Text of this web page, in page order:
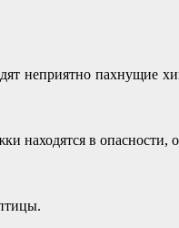
неприятно пахнущие
находятся в